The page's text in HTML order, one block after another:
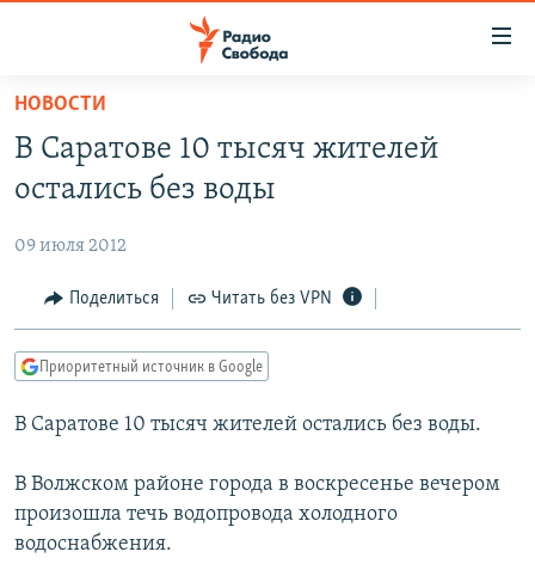
упрощенного
доступа
основному
Вернутся
главной
навигации
Вернутся
поиску
ПОДКАСТЫ
ЦИТАТЫ СВОБОДЫ
МНЕНИЯ
IDEL.РЕАЛИИ
КАВКАЗ.РЕАЛИИ
СЕВЕР.РЕАЛИИ
СИБИРЬ.РЕАЛИИ
РАСПИСАНИЕ ВЕЩАНИЯ
НОВОСТИ
В Саратове 10 тысяч жителей
остались без воды
09 июля 2012
Поделиться Читать без VPN
Приоритетный источник в Google
В Саратове 10 тысяч жителей остались без воды.
В Волжском районе города в воскресенье вечером
произошла течь водопровода холодного
водоснабжения.